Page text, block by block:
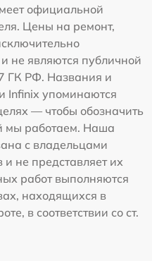
официальной
Цены на ремонт,
не являются публичной
ГК РФ. Названия и
Infinix упоминаются
— чтобы обозначить
мы работаем. Наша
с владельцами
не представляет их
работ выполняются
находящихся в
в соответствии со ст.